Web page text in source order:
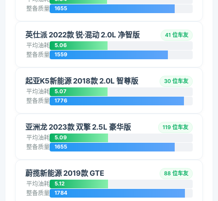
整备质量 1655
英仕派 2022款 锐·混动 2.0L 净智版 41 位车友
平均油耗 5.06
整备质量 1559
起亚K5新能源 2018款 2.0L 智尊版 30 位车友
平均油耗 5.07
整备质量 1776
亚洲龙 2023款 双擎 2.5L 豪华版 119 位车友
平均油耗 5.09
整备质量 1655
蔚揽新能源 2019款 GTE 88 位车友
平均油耗 5.12
整备质量 1784